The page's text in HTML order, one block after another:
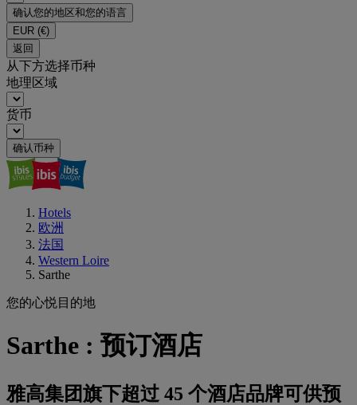
确认您的地区和您的语言
EUR (€)
返回
从下方选择币种
地理区域
货币
确认币种
Hotels
欧洲
法国
Western Loire
Sarthe
您的心悦目的地
Sarthe : 预订酒店
雅高集团旗下超过 45 个酒店品牌可供预